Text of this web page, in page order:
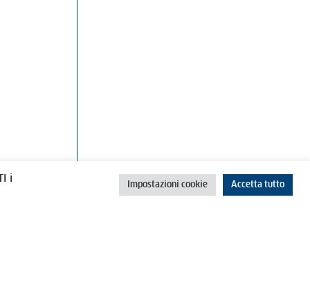
i
Impostazioni cookie Accetta tutto